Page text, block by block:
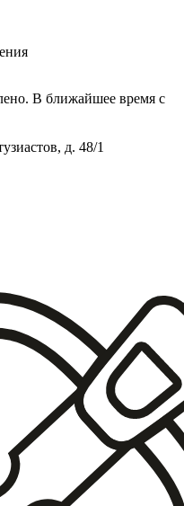
В ближайшее время с
д. 48/1